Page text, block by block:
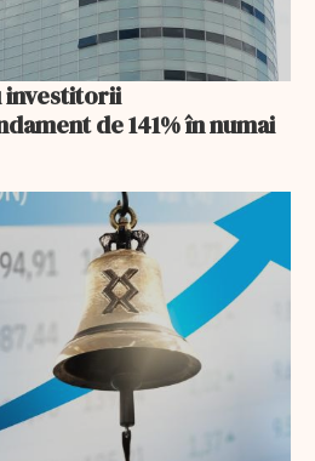
investitorii
de 141% în numai